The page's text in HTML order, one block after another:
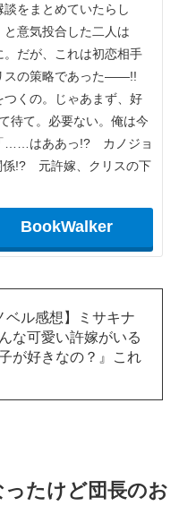
をまとめていたらし
意気投合した二人は
。だが、これは初恋相手
スの策略であった――!!
つくの。じゃあまず、好
待て。必要ない。俺は今
……はああっ!? カノジョ
!? 元許嫁、クリスの下
BookWalker
ベル感想】ミサキナ
な可愛い許嫁がいる
が好きなの？』これ
たけど団長のお